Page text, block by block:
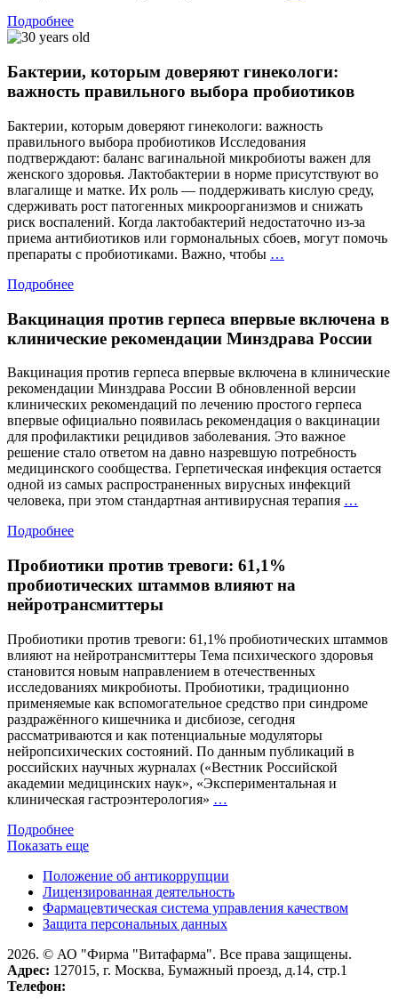
лет
научных
разработок
производства
препаратов
Подробнее
Бактерии, которым доверяют гинекологи:
важность правильного выбора пробиотиков
Бактерии, которым доверяют гинекологи: важность
правильного выбора пробиотиков Исследования
подтверждают: баланс вагинальной микробиоты важен для
женского здоровья. Лактобактерии в норме присутствуют во
влагалище и матке. Их роль –– поддерживать кислую среду,
сдерживать рост патогенных микроорганизмов и снижать
риск воспалений. Когда лактобактерий недостаточно из-за
приема антибиотиков или гормональных сбоев, могут помочь
препараты с пробиотиками. Важно, чтобы …
важность
правильного
выбора
Подробнее
Вакцинация против герпеса впервые включена в
клинические рекомендации Минздрава России
Вакцинация против герпеса впервые включена в клинические
рекомендации Минздрава России В обновленной версии
клинических рекомендаций по лечению простого герпеса
впервые официально появилась рекомендация о вакцинации
для профилактики рецидивов заболевания. Это важное
решение стало ответом на давно назревшую потребность
медицинского сообщества. Герпетическая инфекция остается
одной из самых распространенных вирусных инфекций
человека, при этом стандартная антивирусная терапия …
Подробнее
Пробиотики против тревоги: 61,1%
пробиотических штаммов влияют на
нейротрансмиттеры
Пробиотики против тревоги: 61,1% пробиотических штаммов
влияют на нейротрансмиттеры Тема психического здоровья
становится новым направлением в отечественных
исследованиях микробиоты. Пробиотики, традиционно
применяемые как вспомогательное средство при синдроме
раздражённого кишечника и дисбиозе, сегодня
рассматриваются и как потенциальные модуляторы
нейропсихических состояний. По данным публикаций в
российских научных журналах («Вестник Российской
академии медицинских наук», «Экспериментальная и
клиническая гастроэнтерология» …
штаммов
влияют
на
нейротрансмиттеры
Подробнее
Показать еще
Положение об антикоррупции
Лицензированная деятельность
Фармацевтическая система управления качеством
Защита персональных данных
2026. © АО "Фирма "Витафарма". Все права защищены.
Адрес: 127015, г. Москва, Бумажный проезд, д.14, стр.1
Телефон: